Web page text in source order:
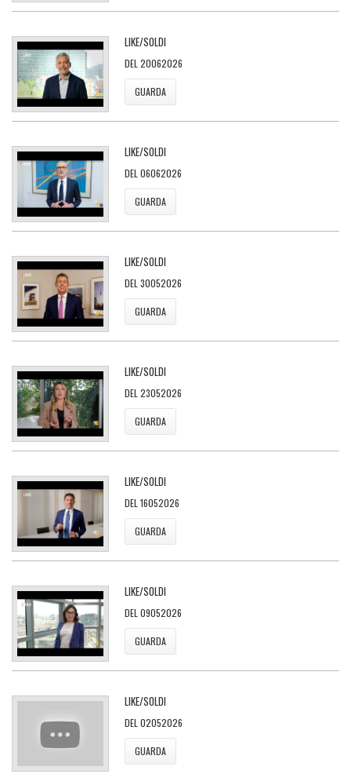
LIKE/SOLDI
DEL 20062026
GUARDA
LIKE/SOLDI
DEL 06062026
GUARDA
LIKE/SOLDI
DEL 30052026
GUARDA
LIKE/SOLDI
DEL 23052026
GUARDA
LIKE/SOLDI
DEL 16052026
GUARDA
LIKE/SOLDI
DEL 09052026
GUARDA
LIKE/SOLDI
DEL 02052026
GUARDA